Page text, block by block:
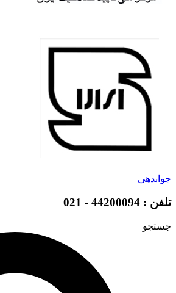
جوابدهی
تلفن : 44200094 - 021
جستجو